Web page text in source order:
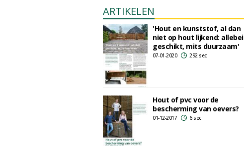
ARTIKELEN
'Hout en kunststof, al dan
niet op hout lijkend: allebei
geschikt, mits duurzaam'
07-01-2020 292 sec
Hout of pvc voor de
bescherming van oevers?
01-12-2017 6 sec